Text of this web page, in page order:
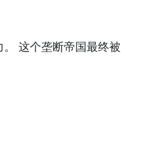
这个垄断帝国最终被